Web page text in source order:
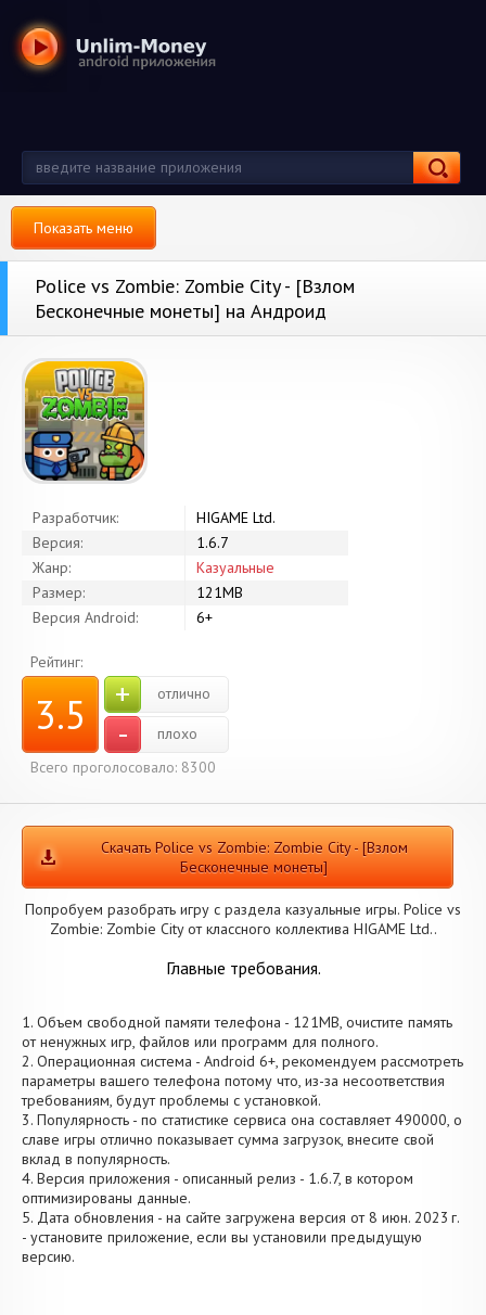
Показать меню
Police vs Zombie: Zombie City - [Взлом
Бесконечные монеты] на Андроид
Разработчик:
HIGAME Ltd.
Версия:
1.6.7
Жанр:
Казуальные
Размер:
121MB
Версия Android:
6+
Рейтинг:
3.5 + отлично
-
плохо
Всего проголосовало: 8300
Скачать Police vs Zombie: Zombie City - [Взлом
Бесконечные монеты]
Попробуем разобрать игру с раздела казуальные игры. Police vs
Zombie: Zombie City от классного коллектива HIGAME Ltd..
Главные требования.
1. Объем свободной памяти телефона - 121MB, очистите память
от ненужных игр, файлов или программ для полного.
2. Операционная система - Android 6+, рекомендуем рассмотреть
параметры вашего телефона потому что, из-за несоответствия
требованиям, будут проблемы с установкой.
3. Популярность - по статистике сервиса она составляет 490000, о
cлаве игры отлично показывает сумма загрузок, внесите свой
вклад в популярность.
4. Версия приложения - описанный релиз - 1.6.7, в котором
оптимизированы данные.
5. Дата обновления - на сайте загружена версия от 8 июн. 2023 г.
- установите приложение, если вы установили предыдущую
версию.